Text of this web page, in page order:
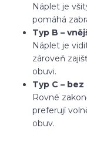
Náplet je
pomáhá
Typ B –
Náplet je
zároveň
obuvi.
Typ C –
Rovné
preferují
obuv.